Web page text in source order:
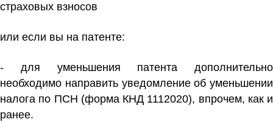
страховых взносов
или если вы на патенте:
- для уменьшения патента дополнительно
необходимо направить уведомление об уменьшении
налога по ПСН (форма КНД 1112020), впрочем, как и
ранее.